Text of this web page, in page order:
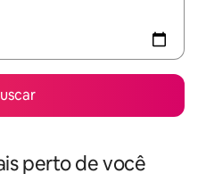
perto de você